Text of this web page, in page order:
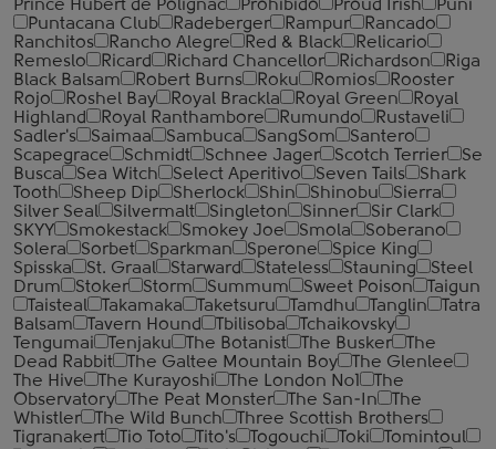
Prince Hubert de Polignac
Prohibido Proud Irish
Puni
Puntacana Club
Radeberger Rampur
Rancado
Ranchitos
Rancho Alegre Red & Black
Relicario
Remeslo
Ricard Richard Chancellor Richardson
Riga
Black Balsam
Robert Burns Roku Romios
Rooster
Rojo
Roshel Bay Royal Brackla Royal Green
Royal
Highland
Royal Ranthambore Rumundo
Rustaveli
Sadler's
Saimaa Sambuca SangSom
Santero
Scapegrace
Schmidt Schnee Jager Scotch Terrier
Se
Busca
Sea Witch Select Aperitivo Seven Tails
Shark
Tooth
Sheep Dip Sherlock Shin Shinobu
Sierra
Silver Seal
Silvermalt Singleton Sinner
Sir Clark
SKYY
Smokestack Smokey Joe Smola
Soberano
Solera
Sorbet Sparkman Sperone
Spice King
Spisska
St. Graal Starward Stateless Stauning
Steel
Drum
Stoker Storm Summum Sweet Poison
Taigun
Taisteal
Takamaka Taketsuru Tamdhu Tanglin
Tatra
Balsam
Tavern Hound Tbilisoba
Tchaikovsky
Tengumai
Tenjaku The Botanist The Busker
The
Dead Rabbit
The Galtee Mountain Boy
The Glenlee
The Hive
The Kurayoshi The London №1
The
Observatory
The Peat Monster The San-In
The
Whistler
The Wild Bunch
Three Scottish Brothers
Tigranakert
Tio Toto Tito's Togouchi Toki
Tomintoul